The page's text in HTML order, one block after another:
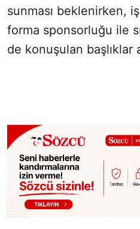
sunması beklenirken,
forma sponsorluğu ile
de konuşulan başlıklar